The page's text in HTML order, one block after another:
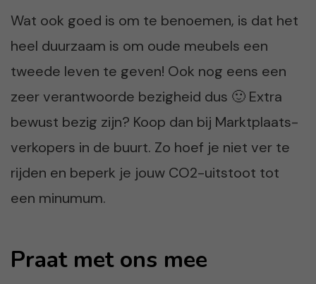
Wat ook goed is om te benoemen, is dat het
heel duurzaam is om oude meubels een
tweede leven te geven! Ook nog eens een
zeer verantwoorde bezigheid dus 🙂 Extra
bewust bezig zijn? Koop dan bij Marktplaats-
verkopers in de buurt. Zo hoef je niet ver te
rijden en beperk je jouw CO2-uitstoot tot
een minumum.
Praat met ons mee